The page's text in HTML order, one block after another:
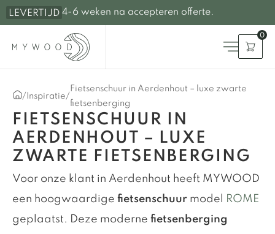
LEVERTIJD 4-6 weken na accepteren offerte.
0
/ Inspiratie/
Fietsenschuur in Aerdenhout – luxe zwarte
fietsenberging
FIETSENSCHUUR IN
AERDENHOUT – LUXE
ZWARTE FIETSENBERGING
Voor onze klant in Aerdenhout heeft MYWOOD
een hoogwaardige fietsenschuur model
ROME
geplaatst. Deze moderne fietsenberging